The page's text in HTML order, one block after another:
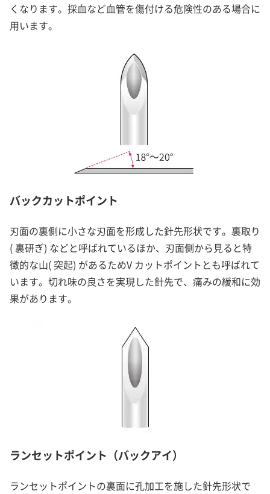
くなります。採血など血管を傷付ける危険性のある場合に
用います。
バックカットポイント
刃面の裏側に小さな刃面を形成した針先形状です。裏取り
( 裏研ぎ) などと呼ばれているほか、刃面側から見ると特
徴的な山( 突起) があるためV カットポイントとも呼ばれて
います。切れ味の良さを実現した針先で、痛みの緩和に効
果があります。
ランセットポイント（バックアイ）
ランセットポイントの裏面に孔加工を施した針先形状で